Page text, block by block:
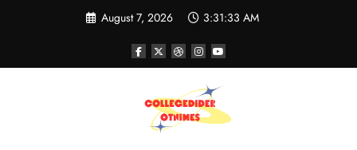
August 7, 2026 3:31:34 AM